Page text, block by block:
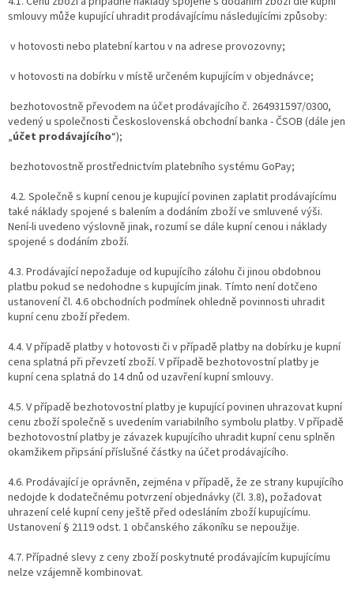
smlouvy může kupující uhradit prodávajícímu následujícími způsoby:
v hotovosti nebo platební kartou v na adrese provozovny;
v hotovosti na dobírku v místě určeném kupujícím v objednávce;
bezhotovostně převodem na účet prodávajícího č. 264931597/0300,
vedený u společnosti Československá obchodní banka - ČSOB (dále jen
„účet prodávajícího“);
bezhotovostně prostřednictvím platebního systému GoPay;
4.2. Společně s kupní cenou je kupující povinen zaplatit prodávajícímu
také náklady spojené s balením a dodáním zboží ve smluvené výši.
Není-li uvedeno výslovně jinak, rozumí se dále kupní cenou i náklady
spojené s dodáním zboží.
4.3. Prodávající nepožaduje od kupujícího zálohu či jinou obdobnou
platbu pokud se nedohodne s kupujícím jinak. Tímto není dotčeno
ustanovení čl. 4.6 obchodních podmínek ohledně povinnosti uhradit
kupní cenu zboží předem.
4.4. V případě platby v hotovosti či v případě platby na dobírku je kupní
cena splatná při převzetí zboží. V případě bezhotovostní platby je
kupní cena splatná do 14 dnů od uzavření kupní smlouvy.
4.5. V případě bezhotovostní platby je kupující povinen uhrazovat kupní
cenu zboží společně s uvedením variabilního symbolu platby. V případě
bezhotovostní platby je závazek kupujícího uhradit kupní cenu splněn
okamžikem připsání příslušné částky na účet prodávajícího.
4.6. Prodávající je oprávněn, zejména v případě, že ze strany kupujícího
nedojde k dodatečnému potvrzení objednávky (čl. 3.8), požadovat
uhrazení celé kupní ceny ještě před odesláním zboží kupujícímu.
Ustanovení § 2119 odst. 1 občanského zákoníku se nepoužije.
4.7. Případné slevy z ceny zboží poskytnuté prodávajícím kupujícímu
nelze vzájemně kombinovat.